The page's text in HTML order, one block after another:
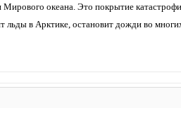
океана. Это покрытие
в Арктике, остановит дожди во